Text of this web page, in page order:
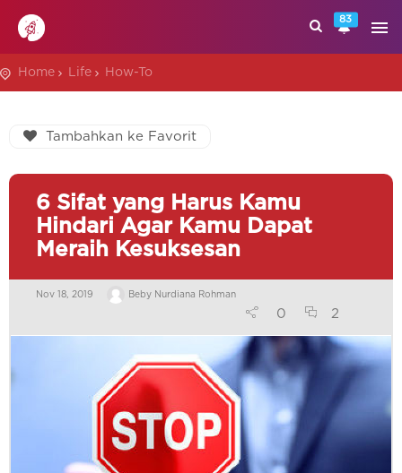
83
Home Life How-To
Tambahkan ke Favorit
6 Sifat yang Harus Kamu
Hindari Agar Kamu Dapat
Meraih Kesuksesan
Nov 18, 2019 Beby Nurdiana Rohman
0 2